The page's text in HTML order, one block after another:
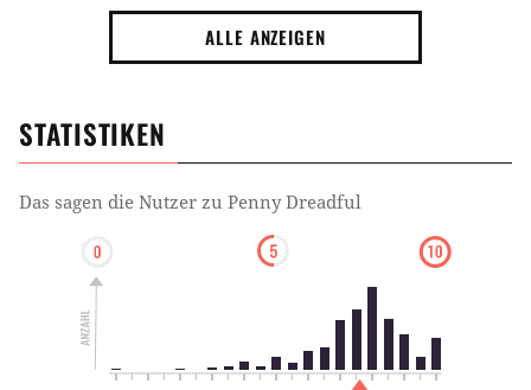
anderen Seite
ALLE ANZEIGEN
STATISTIKEN
Das sagen die Nutzer zu Penny Dreadful